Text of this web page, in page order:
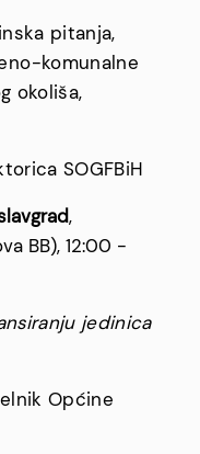
pitanja,
komunalne
okoliša,
SOGFBiH
,
BB), 12:00 -
jedinica
Općine